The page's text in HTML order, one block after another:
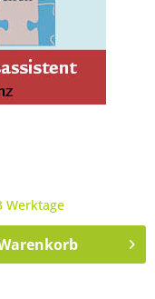
Werktage